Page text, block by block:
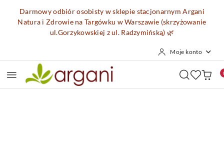
Przejdź do treści głównej
Przejdź do wyszukiwarki
Przejdź do moje konto
Przejdź do menu głównego
Przejdź do opisu produktu
Przejdź do stopki
Darmowy odbiór osobisty w sklepie stacjonarnym Argani
Natura i Zdrowie na Targówku w Warszawie (skrzyżowanie
ul.Gorzykowskiej z ul. Radzymińską) 🌿
Moje konto